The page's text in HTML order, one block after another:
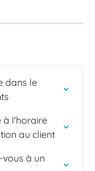
dans le
à l'horaire
au client
à un